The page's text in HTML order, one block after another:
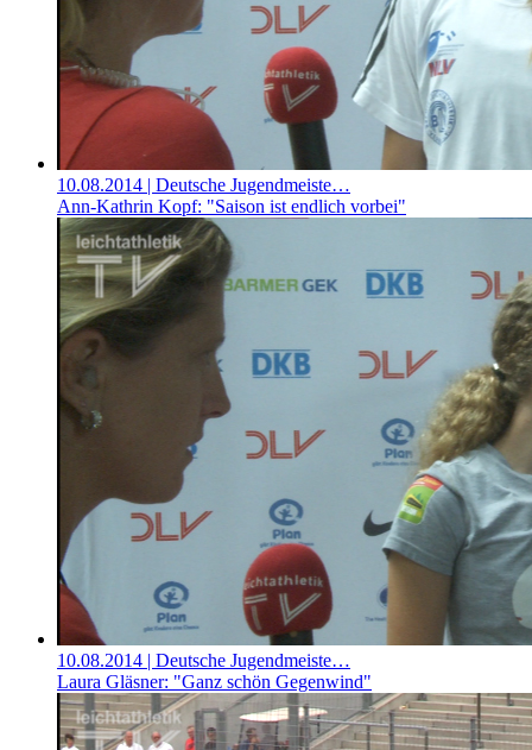
10.08.2014 | Deutsche Jugendmeiste…
Ann-Kathrin Kopf: "Saison ist endlich vorbei"
10.08.2014 | Deutsche Jugendmeiste…
Laura Gläsner: "Ganz schön Gegenwind"